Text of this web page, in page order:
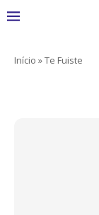
Início »Te Fuiste